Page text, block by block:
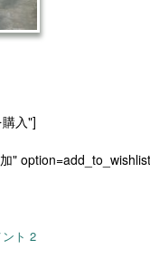
入"]
"
ント 2